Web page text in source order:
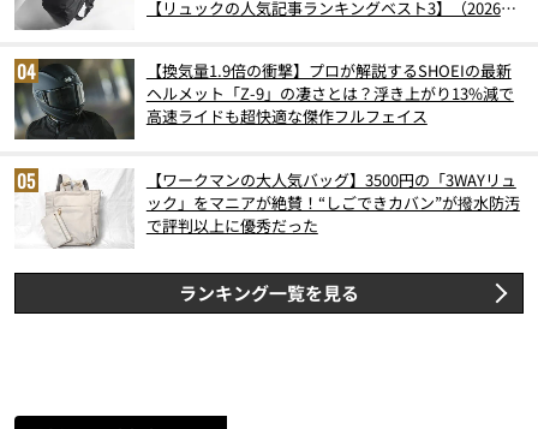
【リュックの人気記事ランキングベスト3】（2026年
【換気量1.9倍の衝撃】プロが解説するSHOEIの最新
ヘルメット「Z-9」の凄さとは？浮き上がり13%減で
高速ライドも超快適な傑作フルフェイス
【ワークマンの大人気バッグ】3500円の「3WAYリュ
ック」をマニアが絶賛！“しごできカバン”が撥水防汚
で評判以上に優秀だった
ランキング一覧を見る